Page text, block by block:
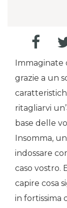
Immaginate
grazie a un
ritagliarvi
base delle
Insomma,
indossare
caso vostro.
capire cosa
in fortissima